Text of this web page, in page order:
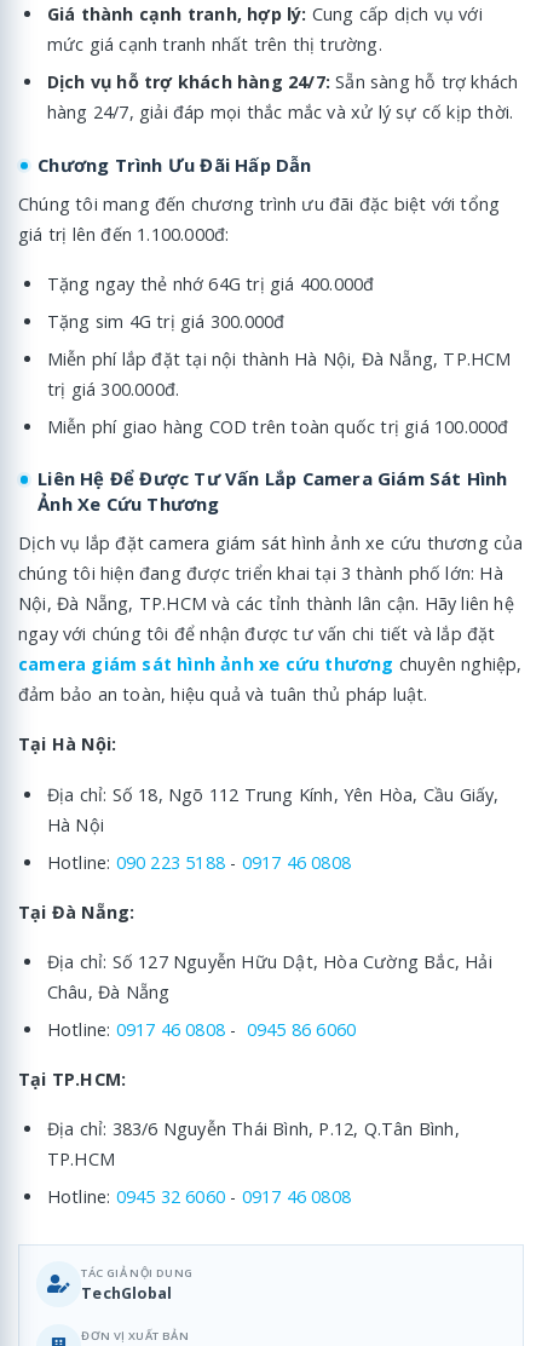
Giá thành cạnh tranh, hợp lý: Cung cấp dịch vụ với
mức giá cạnh tranh nhất trên thị trường.
Dịch vụ hỗ trợ khách hàng 24/7: Sẵn sàng hỗ trợ khách
hàng 24/7, giải đáp mọi thắc mắc và xử lý sự cố kịp thời.
Chương Trình Ưu Đãi Hấp Dẫn
Chúng tôi mang đến chương trình ưu đãi đặc biệt với tổng
giá trị lên đến 1.100.000đ:
Tặng ngay thẻ nhớ 64G trị giá 400.000đ
Tặng sim 4G trị giá 300.000đ
Miễn phí lắp đặt tại nội thành Hà Nội, Đà Nẵng, TP.HCM
trị giá 300.000đ.
Miễn phí giao hàng COD trên toàn quốc trị giá 100.000đ
Liên Hệ Để Được Tư Vấn Lắp Camera Giám Sát Hình
Ảnh Xe Cứu Thương
Dịch vụ lắp đặt camera giám sát hình ảnh xe cứu thương của
chúng tôi hiện đang được triển khai tại 3 thành phố lớn: Hà
Nội, Đà Nẵng, TP.HCM và các tỉnh thành lân cận. Hãy liên hệ
ngay với chúng tôi để nhận được tư vấn chi tiết và lắp đặt
camera giám sát hình ảnh xe cứu thương chuyên nghiệp,
đảm bảo an toàn, hiệu quả và tuân thủ pháp luật.
Tại Hà Nội:
Địa chỉ: Số 18, Ngõ 112 Trung Kính, Yên Hòa, Cầu Giấy,
Hà Nội
Hotline: 090 223 5188 - 0917 46 0808
Tại Đà Nẵng:
Địa chỉ: Số 127 Nguyễn Hữu Dật, Hòa Cường Bắc, Hải
Châu, Đà Nẵng
Hotline: 0917 46 0808 - 0945 86 6060
Tại TP.HCM:
Địa chỉ: 383/6 Nguyễn Thái Bình, P.12, Q.Tân Bình,
TP.HCM
Hotline: 0945 32 6060 - 0917 46 0808
TÁC GIẢ NỘI DUNG
TechGlobal
ĐƠN VỊ XUẤT BẢN